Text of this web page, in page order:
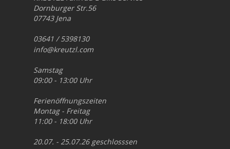
Dornburger Str.56
07743 Jena
03641 / 5398130
info@kreutzl.com
Samstag
09:00 - 13:00 Uhr
Ferienöffnungszeiten
Montag - Freitag
11:00 - 18:00 Uhr
20.07. - 25.07.26 geschlosssen